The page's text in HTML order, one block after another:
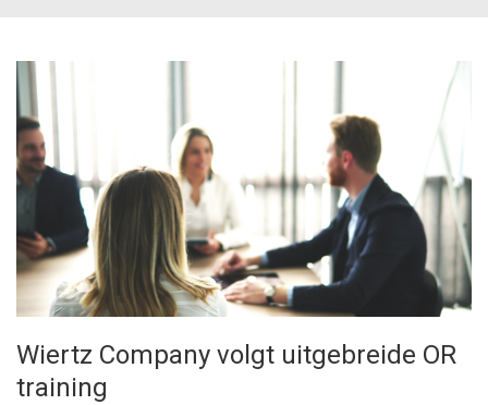
Wiertz Company volgt uitgebreide OR
training